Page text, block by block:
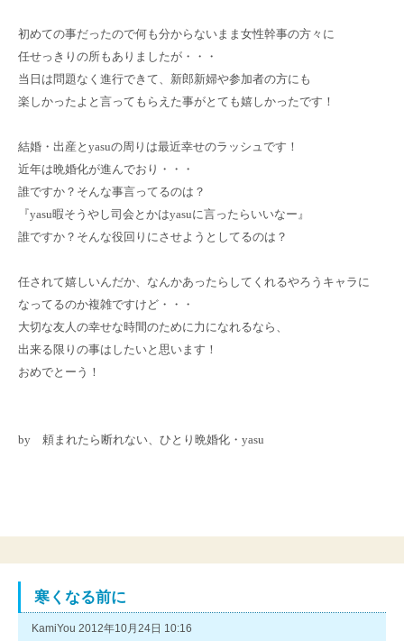
初めての事だったので何も分からないまま女性幹事の方々に
任せっきりの所もありましたが・・・
当日は問題なく進行できて、新郎新婦や参加者の方にも
楽しかったよと言ってもらえた事がとても嬉しかったです！
結婚・出産とyasuの周りは最近幸せのラッシュです！
近年は晩婚化が進んでおり・・・
誰ですか？そんな事言ってるのは？
『yasu暇そうやし司会とかはyasuに言ったらいいなー』
誰ですか？そんな役回りにさせようとしてるのは？
任されて嬉しいんだか、なんかあったらしてくれるやろうキャラに
なってるのか複雑ですけど・・・
大切な友人の幸せな時間のために力になれるなら、
出来る限りの事はしたいと 思います！
おめでとーう！
by 頼まれたら断れない、ひとり晩婚化・yasu
寒くなる前に
KamiYou 2012年10月24日 10:16